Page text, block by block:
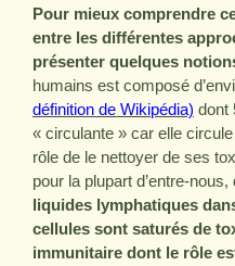
Pour mieux comprendre
entre les différentes
présenter quelques
humains est composé
définition de Wikipédia) dont
« circulante » car elle
rôle de le nettoyer de ses
pour la plupart d’entre-
liquides lymphatiques
cellules sont saturés de
immunitaire dont le rôle